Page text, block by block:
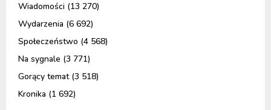
Wiadomości (13 270)
Wydarzenia (6 692)
Społeczeństwo (4 568)
Na sygnale (3 771)
Gorący temat(3 518)
Kronika (1 692)